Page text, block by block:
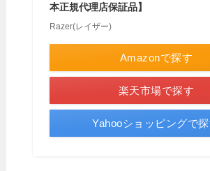
本正規代理店保証品】
Razer(レイザー)
Amazonで探す
楽天市場で探す
Yahooショッピングで